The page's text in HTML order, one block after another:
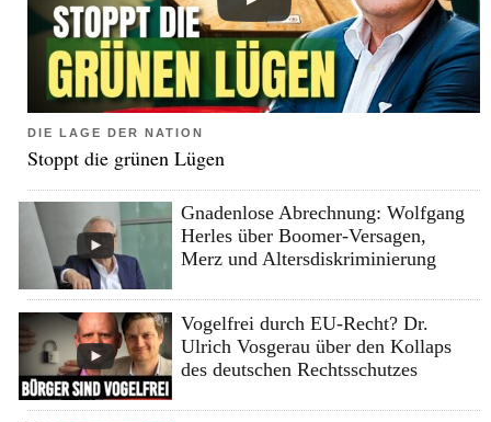
DIE LAGE DER NATION
Stoppt die grünen Lügen
Gnadenlose Abrechnung: Wolfgang
Herles über Boomer-Versagen,
Merz und Altersdiskriminierung
Vogelfrei durch EU-Recht? Dr.
Ulrich Vosgerau über den Kollaps
des deutschen Rechtsschutzes